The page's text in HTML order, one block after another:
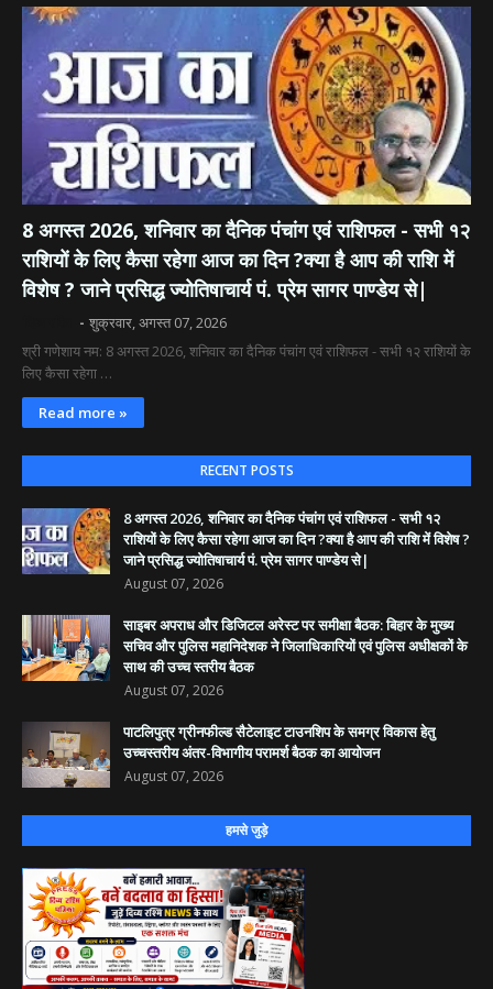
8 अगस्त 2026, शनिवार का दैनिक पंचांग एवं राशिफल - सभी १२
राशियों के लिए कैसा रहेगा आज का दिन ?क्या है आप की राशि में
विशेष ? जाने प्रसिद्ध ज्योतिषाचार्य पं. प्रेम सागर पाण्डेय से|
शुक्रवार, अगस्त 07, 2026
श्री गणेशाय नम: 8 अगस्त 2026, शनिवार का दैनिक पंचांग एवं राशिफल - सभी १२ राशियों के
लिए कैसा रहेगा …
Read more »
RECENT POSTS
8 अगस्त 2026, शनिवार का दैनिक पंचांग एवं राशिफल - सभी १२
राशियों के लिए कैसा रहेगा आज का दिन ?क्या है आप की राशि में विशेष ?
जाने प्रसिद्ध ज्योतिषाचार्य पं. प्रेम सागर पाण्डेय से|
August 07, 2026
साइबर अपराध और डिजिटल अरेस्ट पर समीक्षा बैठक: बिहार के मुख्य
सचिव और पुलिस महानिदेशक ने जिलाधिकारियों एवं पुलिस अधीक्षकों के
साथ की उच्च स्तरीय बैठक
August 07, 2026
पाटलिपुत्र ग्रीनफील्ड सैटेलाइट टाउनशिप के समग्र विकास हेतु
उच्चस्तरीय अंतर-विभागीय परामर्श बैठक का आयोजन
August 07, 2026
हमसे जुड़े